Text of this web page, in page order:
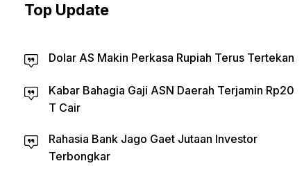
Top Update
Dolar AS Makin Perkasa Rupiah Terus Tertekan
Kabar Bahagia Gaji ASN Daerah Terjamin Rp20
T Cair
Rahasia Bank Jago Gaet Jutaan Investor
Terbongkar